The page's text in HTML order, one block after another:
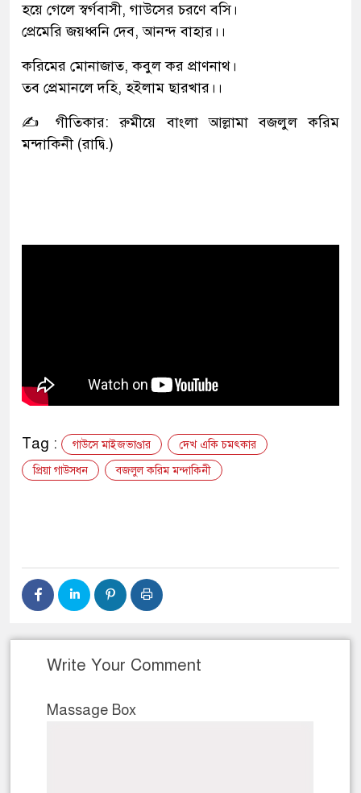
হয়ে গেলে স্বর্গবাসী, গাউসের চরণে বসি।
প্রেমেরি জয়ধ্বনি দেব, আনন্দ বাহার।।
করিমের মোনাজাত, কবুল কর প্রাণনাথ।
তব প্রেমানলে দহি, হইলাম ছারখার।।
✍️
গীতিকার: রুমীয়ে বাংলা আল্লামা বজলুল করিম
মন্দাকিনী (রাদ্বি.)
Tag : গাউসে মাইজভাণ্ডার
দেখ একি চমৎকার
প্রিয়া গাউসধন
বজলুল করিম মন্দাকিনী
Write Your Comment
Massage Box